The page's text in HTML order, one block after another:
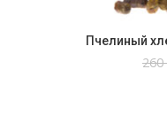
Пчелиный
260